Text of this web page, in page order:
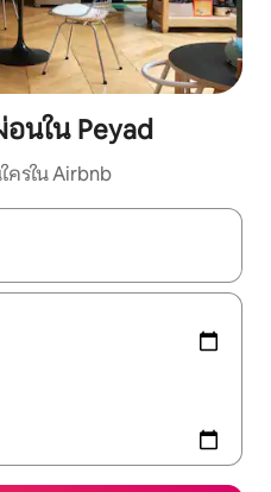
นใน Peyad
รใน Airbnb
รือปัด เพื่อสำรวจผลการค้นหา